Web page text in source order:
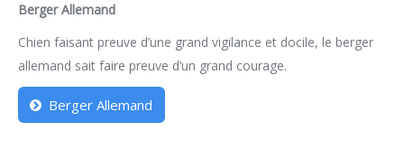
Berger Allemand
Chien faisant preuve d’une grand vigilance et docile, le berger
allemand sait faire preuve d’un grand courage.
Berger Allemand